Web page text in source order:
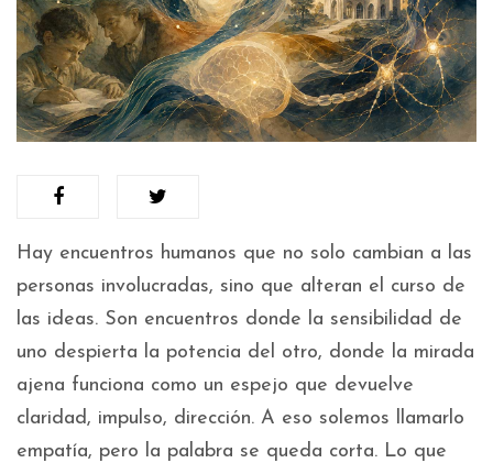
Hay encuentros humanos que no solo cambian a las
personas involucradas, sino que alteran el curso de
las ideas. Son encuentros donde la sensibilidad de
uno despierta la potencia del otro, donde la mirada
ajena funciona como un espejo que devuelve
claridad, impulso, dirección. A eso solemos llamarlo
empatía, pero la palabra se queda corta. Lo que